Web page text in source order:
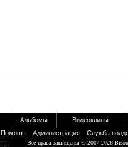
Альбомы
Видеоклипы
Помощь Администрация Служба
Все права защищены © 2007-2026